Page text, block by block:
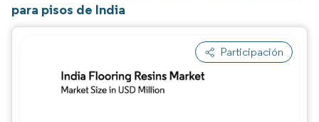
para pisos de India
Participación